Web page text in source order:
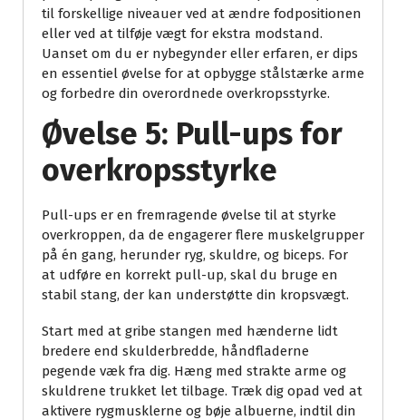
til forskellige niveauer ved at ændre fodpositionen
eller ved at tilføje vægt for ekstra modstand.
Uanset om du er nybegynder eller erfaren, er dips
en essentiel øvelse for at opbygge stålstærke arme
og forbedre din overordnede overkropsstyrke.
Øvelse 5: Pull-ups for
overkropsstyrke
Pull-ups er en fremragende øvelse til at styrke
overkroppen, da de engagerer flere muskelgrupper
på én gang, herunder ryg, skuldre, og biceps. For
at udføre en korrekt pull-up, skal du bruge en
stabil stang, der kan understøtte din kropsvægt.
Start med at gribe stangen med hænderne lidt
bredere end skulderbredde, håndfladerne
pegende væk fra dig. Hæng med strakte arme og
skuldrene trukket let tilbage. Træk dig opad ved at
aktivere rygmusklerne og bøje albuerne, indtil din